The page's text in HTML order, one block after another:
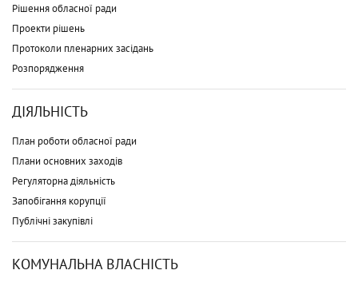
Рішення обласної ради
Проекти рішень
Протоколи пленарних засідань
Розпорядження
ДІЯЛЬНІСТЬ
План роботи обласної ради
Плани основних заходів
Регуляторна діяльність
Запобігання корупції
Публічні закупівлі
КОМУНАЛЬНА ВЛАСНІСТЬ